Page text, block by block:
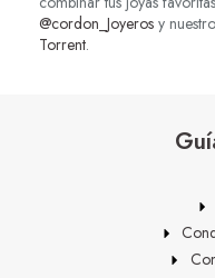
@cordon_Joyeros y
Torrent.